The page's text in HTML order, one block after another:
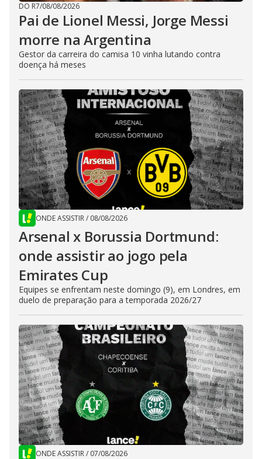
DO R7/08/08/2026
Pai de Lionel Messi, Jorge Messi
morre na Argentina
Gestor da carreira do camisa 10 vinha lutando contra
doença há meses
ONDE ASSISTIR/ 08/08/2026
Arsenal x Borussia Dortmund:
onde assistir ao jogo pela
Emirates Cup
Equipes se enfrentam neste domingo (9), em Londres, em
duelo de preparação para a temporada 2026/27
ONDE ASSISTIR/ 07/08/2026